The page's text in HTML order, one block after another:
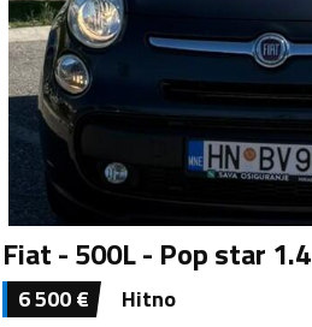
Fiat - 500L - Pop star 1.4
6 500€ Hitno